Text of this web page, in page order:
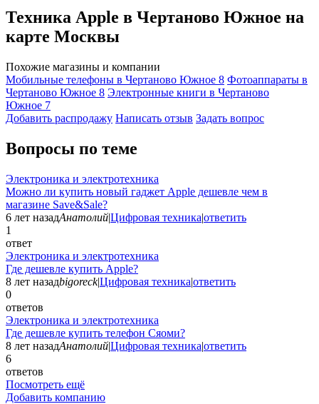
Техника Apple в Чертаново Южное на
карте Москвы
Похожие магазины и компании
Мобильные телефоны в Чертаново Южное 8 Фотоаппараты в
Чертаново Южное 8 Электронные книги в Чертаново
Южное 7
Добавить раcпродажу Написать отзыв Задать вопрос
Вопросы по теме
Электроника и электротехника
Можно ли купить новый гаджет Apple дешевле чем в
магазине Save&Sale?
6 лет назадАнатолий|Цифровая техника|ответить
1
ответ
Электроника и электротехника
Где дешевле купить Apple?
8 лет назадbigoreck|Цифровая техника|ответить
0
ответов
Электроника и электротехника
Где дешевле купить телефон Сяоми?
8 лет назадАнатолий|Цифровая техника|ответить
6
ответов
Посмотреть ещё
Добавить компанию